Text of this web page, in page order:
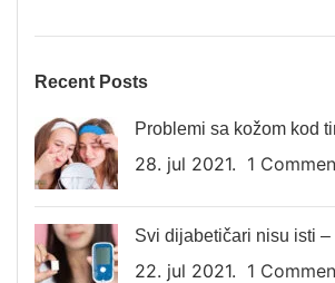
Recent Posts
Problemi sa kožom kod
28. jul 2021. 1
Svi dijabetičari nisu isti
22. jul 2021. 1